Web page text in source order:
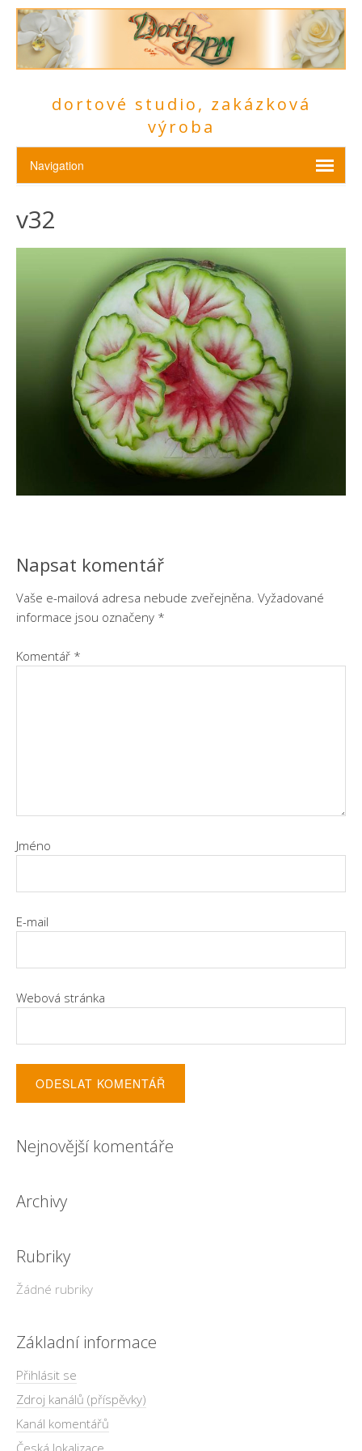
dortové studio, zakázková
výroba
v32
Napsat komentář
Vaše e-mailová adresa nebude zveřejněna. Vyžadované
informace jsou označeny *
Komentář *
Jméno
E-mail
Webová stránka
Nejnovější komentáře
Archivy
Rubriky
Žádné rubriky
Základní informace
Přihlásit se
Zdroj kanálů (příspěvky)
Kanál komentářů